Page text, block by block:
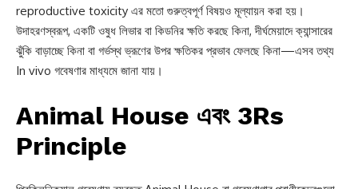
reproductive toxicity এর মতো গুরুত্বপূর্ণ বিষয়ও মূল্যায়ন করা হয়।
উদাহরণস্বরূপ, একটি ওষুধ লিভার বা কিডনির ক্ষতি করছে কিনা, দীর্ঘমেয়াদে ক্যান্সারের
ঝুঁকি বাড়াচ্ছে কিনা বা গর্ভস্থ ভ্রূণের উপর ক্ষতিকর প্রভাব ফেলছে কিনা—এসব তথ্য
In vivo গবেষণার মাধ্যমে জানা যায়।
Animal House এবং 3Rs
Principle